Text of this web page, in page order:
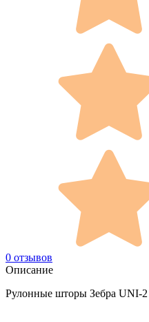
0 отзывов
Описание
Рулонные шторы Зебра